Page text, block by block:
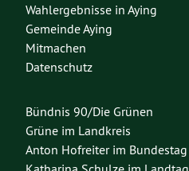
Wahlergebnisse in Aying
Gemeinde Aying
Mitmachen
Datenschutz
Bündnis 90/Die Grünen
Grüne im Landkreis
Anton Hofreiter im Bundestag